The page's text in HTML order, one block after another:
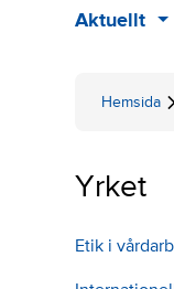
Main
Aktuellt
Hemsida
Yrket
Etik i